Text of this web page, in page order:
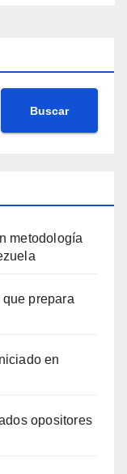
Buscar
metodología
prepara
en
opositores